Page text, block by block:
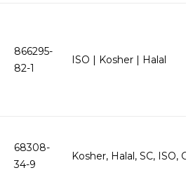
866295-
82-1
ISO | Kosher | Halal
68308-
34-9
Kosher, Halal, SC, ISO,